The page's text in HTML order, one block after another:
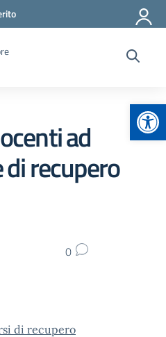
ad
recupero
0
di recupero